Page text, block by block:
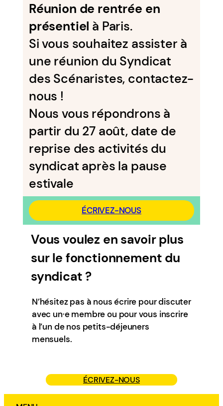
Réunion de rentrée en
présentiel à Paris.
Si vous souhaitez assister à
une réunion du Syndicat
des Scénaristes, contactez-
nous !
Nous vous répondrons à
partir du 27 août, date de
reprise des activités du
syndicat après la pause
estivale
ÉCRIVEZ-NOUS
Vous voulez en savoir plus
sur le fonctionnement du
syndicat ?
N’hésitez pas à nous écrire pour discuter
avec un·e membre ou pour vous inscrire
à l’un de nos petits-déjeuners
mensuels.
ÉCRIVEZ-NOUS